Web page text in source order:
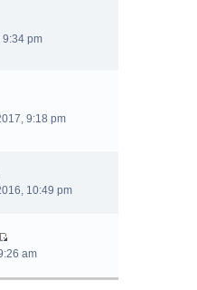
9:34 pm
9:18 pm
10:49 pm
am